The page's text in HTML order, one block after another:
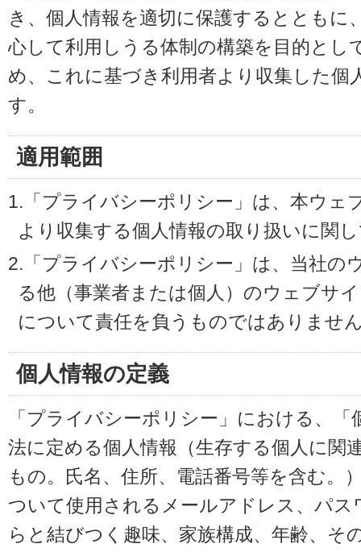
き、個人情報を適切に保護するとともに
心して利用しうる体制の構築を目的とし
め、これに基づき利用者より収集した個
す。
適用範囲
1.「プライバシーポリシー」は、本ウェ
より収集する個人情報の取り扱いに関
2.「プライバシーポリシー」は、当社の
る他（事業者または個人）のウェブサ
について責任を負うものではありませ
個人情報の定義
「プライバシーポリシー」における、
法に定める個人情報（生存する個人に関
もの。氏名、住所、電話番号等を含む。
ついて使用されるメールアドレス、パ
らと結びつく趣味、家族構成、年齢、そ